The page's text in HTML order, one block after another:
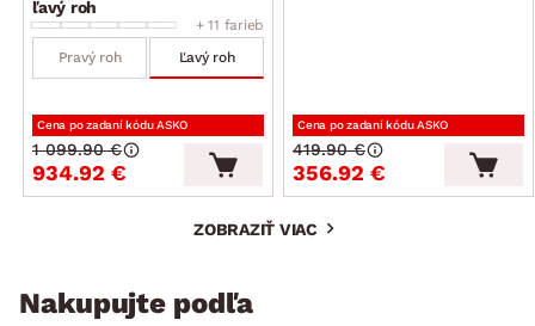
ľavý roh
+ 11 farieb
Pravý roh
Ľavý roh
Cena po zadaní kódu ASKO
934.92 €
1 099.90 €
Cena po zadaní kódu ASKO
356.92 €
419.90 €
ZOBRAZIŤ VIAC
Nakupujte podľa